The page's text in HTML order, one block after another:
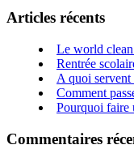
Articles récents
Le world
Rentrée
A quoi
Comment
Pourquoi faire
Commentaires